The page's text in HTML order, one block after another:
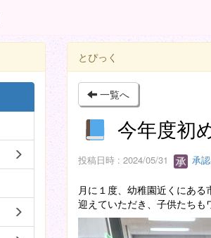
とぴっく
一覧へ
今年度初
投稿日時 : 2024/05/31 承
月に１度、幼稚園近くにあ
迎えていただき、子供たちも